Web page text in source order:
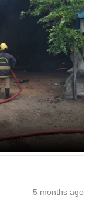
5 months ago